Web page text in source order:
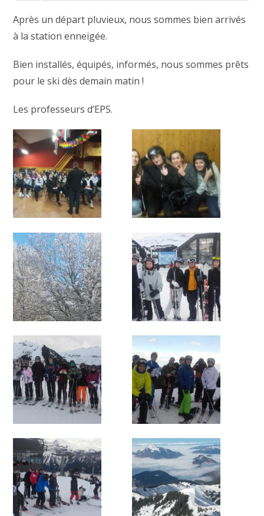
Après un départ pluvieux, nous sommes bien arrivés
à la station enneigée.
Bien installés, équipés, informés, nous sommes prêts
pour le ski dès demain matin !
Les professeurs d’EPS.